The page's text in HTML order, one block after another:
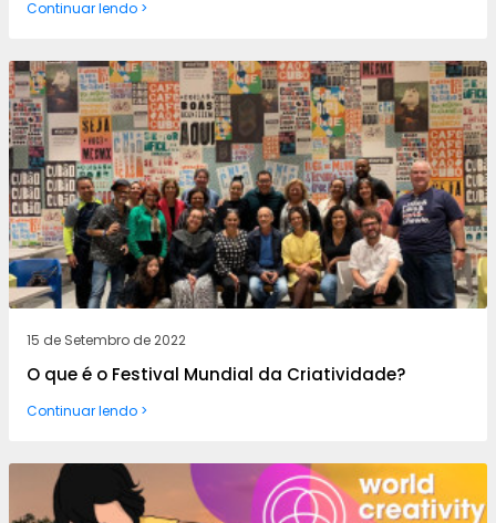
Continuar lendo >
15 de Setembro de 2022
O que é o Festival Mundial da Criatividade?
Continuar lendo >